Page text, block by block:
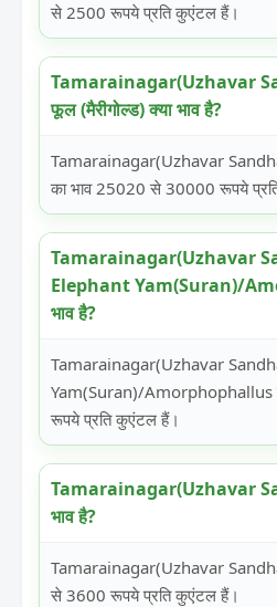
से 2500 रूपये प्रति कुएंटल हैं।
Tamarainagar(Uzhavar
फूल (मैरीगोल्ड) क्या भाव है?
Tamarainagar(Uzhavar
का भाव 25020 से 30000 रूपये
Tamarainagar(Uzhavar
Elephant Yam(Suran)/
भाव है?
Tamarainagar(Uzhavar
Yam(Suran)/Amorphophallus
रूपये प्रति कुएंटल हैं।
Tamarainagar(Uzhavar
भाव है?
Tamarainagar(Uzhavar
से 3600 रूपये प्रति कुएंटल हैं।